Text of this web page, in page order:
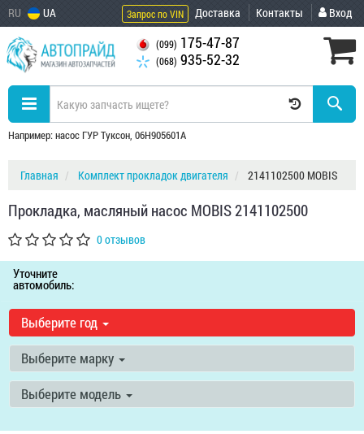
RU UA Запрос по VIN Доставка Контакты Вход
(099) 175-47-87
(068) 935-52-32
Например: насос ГУР Туксон, 06H905601A
Главная Комплект прокладок двигателя 2141102500 MOBIS
Прокладка, масляный насос MOBIS 2141102500
0 отзывов
Уточните
автомобиль:
Выберите год
Выберите марку
Выберите модель